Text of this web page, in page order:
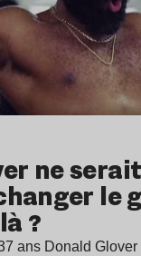
ne
le
?
ans Donald